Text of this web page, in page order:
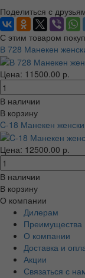
Поделиться с
С этим товаром
В 728 Манекен
Цена: 11500.00 р.
В наличии
В корзину
C-18 Манекен
Цена: 12500.00 р.
В наличии
В корзину
О компании
Дилерам
Преимущества
О компании
Доставка и
Акции
Связаться с